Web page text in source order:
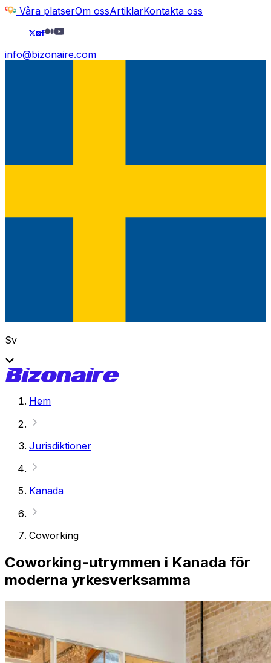
Våra platserOm ossArtiklarKontakta oss
info@bizonaire.com
Sv
Hem
Jurisdiktioner
Kanada
Coworking
Coworking-utrymmen i Kanada för
moderna yrkesverksamma